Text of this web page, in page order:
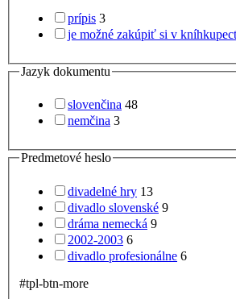
prípis 3
je možné zakúpiť si v
Jazyk dokumentu
slovenčina 48
nemčina 3
Predmetové heslo
divadelné hry 13
divadlo slovenské 9
dráma nemecká 9
2002-2003 6
divadlo profesionálne 6
#tpl-btn-more